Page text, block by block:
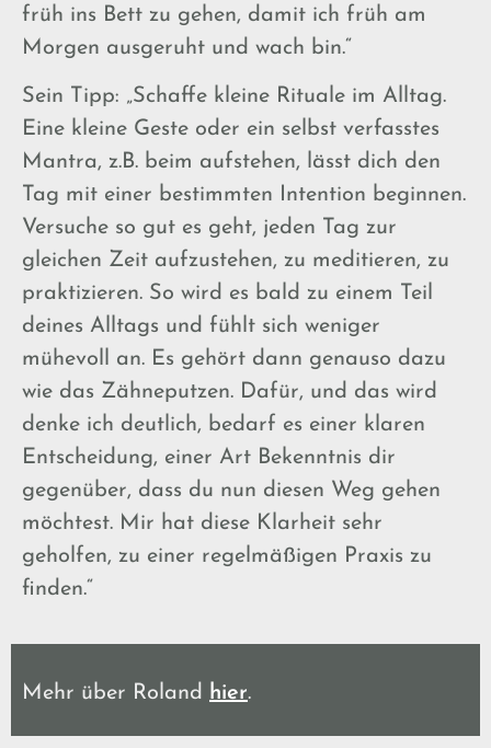
früh ins Bett zu gehen, damit ich früh am
Morgen ausgeruht und wach bin.“
Sein Tipp: „Schaffe kleine Rituale im Alltag.
Eine kleine Geste oder ein selbst verfasstes
Mantra, z.B. beim aufstehen, lässt dich den
Tag mit einer bestimmten Intention beginnen.
Versuche so gut es geht, jeden Tag zur
gleichen Zeit aufzustehen, zu meditieren, zu
praktizieren. So wird es bald zu einem Teil
deines Alltags und fühlt sich weniger
mühevoll an. Es gehört dann genauso dazu
wie das Zähneputzen. Dafür, und das wird
denke ich deutlich, bedarf es einer klaren
Entscheidung, einer Art Bekenntnis dir
gegenüber, dass du nun diesen Weg gehen
möchtest. Mir hat diese Klarheit sehr
geholfen, zu einer regelmäßigen Praxis zu
finden.“
Mehr über Roland hier.